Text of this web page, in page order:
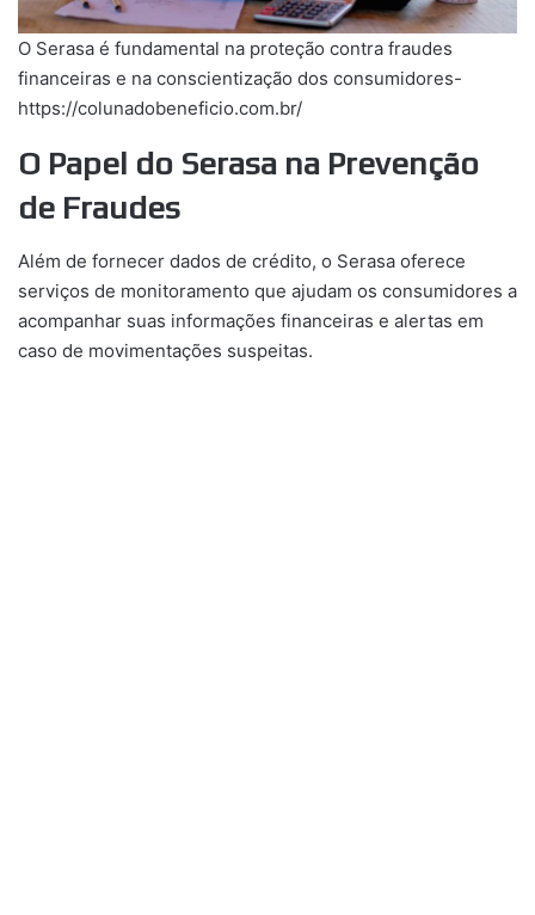
O Serasa é fundamental na proteção contra fraudes
financeiras e na conscientização dos consumidores-
https://colunadobeneficio.com.br/
O Papel do Serasa na Prevenção
de Fraudes
Além de fornecer dados de crédito, o Serasa oferece
serviços de monitoramento que ajudam os consumidores a
acompanhar suas informações financeiras e alertas em
caso de movimentações suspeitas.